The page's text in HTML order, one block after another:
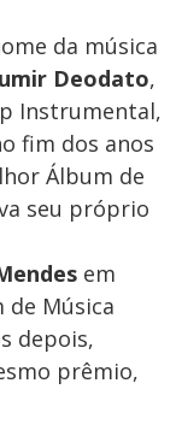
da música
Deodato,
Instrumental,
fim dos anos
Álbum de
seu próprio
em
de Música
depois,
prêmio,